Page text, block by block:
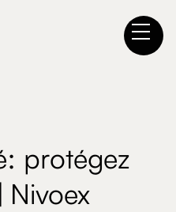
protégez
Nivoex